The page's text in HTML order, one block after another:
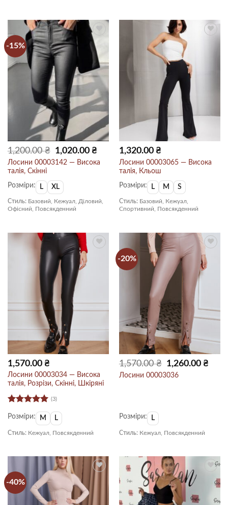
-15%
1,200.00₴
Оригінальна
ціна:
1,200.00 ₴.
1,020.00₴ Поточна
1,020.00 ₴.
Лосини 00003142 — Висока
талія, Скінні
Розміри: L XL
Стиль: Базовий, Кежуал, Діловий,
Офісний, Повсякденний
1,320.00 ₴
Лосини 00003065 — Висока
талія, Кльош
Розміри: L M S
Стиль: Базовий, Кежуал,
Спортивний, Повсякденний
1,570.00 ₴
Лосини 00003034 — Висока
талія, Розрізи, Скінні, Шкіряні
Оцінено в
5з 5
(3)
Розміри: M L
Стиль: Кежуал, Повсякденний
-20%
1,570.00₴
Оригінальна
ціна:
1,570.00 ₴.
1,260.00₴
Лосини 00003036
Розміри: L
Стиль: Кежуал, Повсякденний
-40%